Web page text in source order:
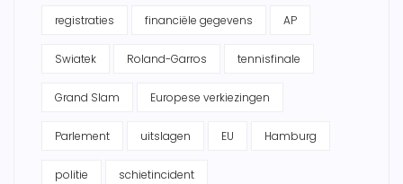
registraties financiële gegevens AP
Swiatek Roland-Garros tennisfinale
Grand Slam Europese verkiezingen
Parlement uitslagen EU Hamburg
politie schietincident